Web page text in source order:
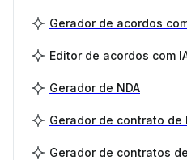
Gerador de acordos
Editor de acordos com
Gerador de NDA
Gerador de contrato de
Gerador de contratos